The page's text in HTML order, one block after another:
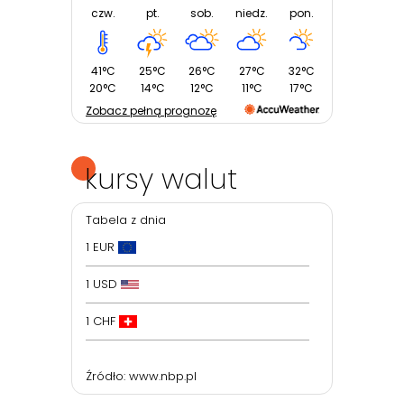
czw.
41°C
20°C
pt.
25°C
14°C
sob.
26°C
12°C
niedz.
27°C
11°C
pon.
32°C
17°C
Zobacz pełną prognozę
kursy walut
Tabela z dnia
1 EUR
1 USD
1 CHF
Źródło: www.nbp.pl